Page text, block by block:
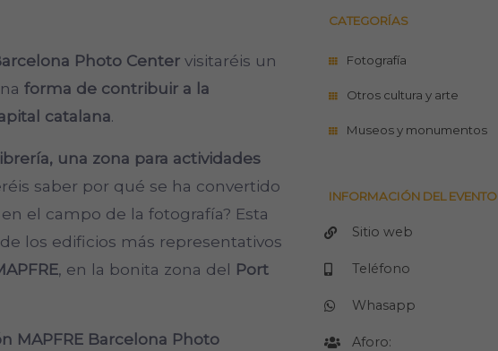
Photo Centervisitaréis un
forma de contribuir a la
catalana.
una zona para actividades
saber por qué se ha convertido
el campo de la fotografía? Esta
los edificios más representativos
, en la bonita zona del Port
MAPFRE Barcelona Photo
CATEGORÍAS
Fotografía
Otros cultura y arte
Museos y monumentos
INFORMACIÓN DEL EVENTO
Sitio web
Teléfono
Whasapp
Aforo: